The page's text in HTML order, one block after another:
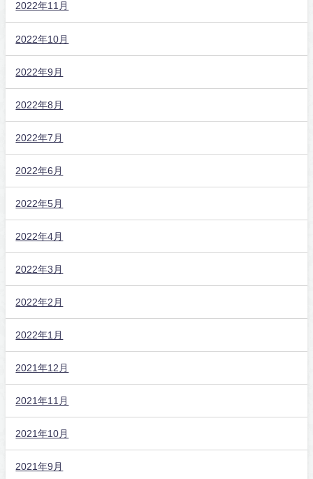
2022年11月
2022年10月
2022年9月
2022年8月
2022年7月
2022年6月
2022年5月
2022年4月
2022年3月
2022年2月
2022年1月
2021年12月
2021年11月
2021年10月
2021年9月